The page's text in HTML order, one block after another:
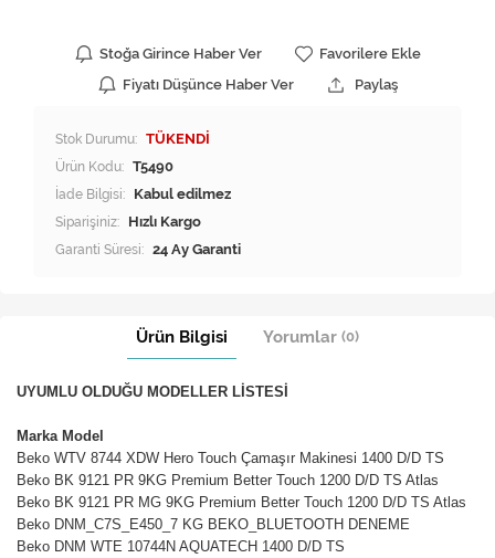
Stoğa Girince Haber Ver
Favorilere Ekle
Fiyatı Düşünce Haber Ver
Paylaş
Stok Durumu: TÜKENDİ
Ürün Kodu: T5490
İade Bilgisi:
Siparişiniz: Hızlı Kargo
Garanti Süresi: 24 Ay Garanti
Ürün Bilgisi Yorumlar (0)
UYUMLU OLDUĞU MODELLER LİSTESİ
Marka Model
Beko WTV 8744 XDW Hero Touch Çamaşır Makinesi 1400 D/D TS
Beko BK 9121 PR 9KG Premium Better Touch 1200 D/D TS Atlas
Beko BK 9121 PR MG 9KG Premium Better Touch 1200 D/D TS Atlas
Beko DNM_C7S_E450_7 KG BEKO_BLUETOOTH DENEME
Beko DNM WTE 10744N AQUATECH 1400 D/D TS